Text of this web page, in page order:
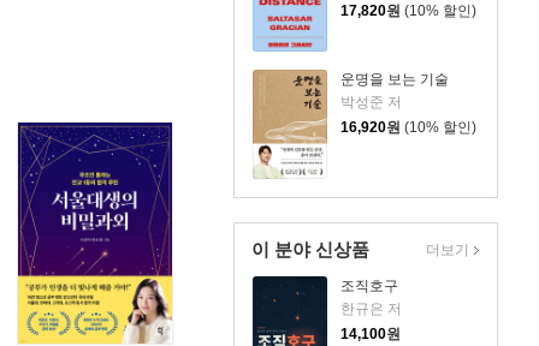
17,820원 (10% 할인)
운명을 보는 기술
박성준 저
16,920원 (10% 할인)
이 분야 신상품
조직호구
한규은 저
14,100원
더보기